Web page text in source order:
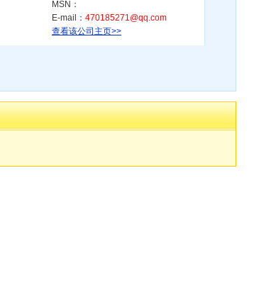
MSN：
E-mail： 470185271@qq.com
查看该公司主页>>